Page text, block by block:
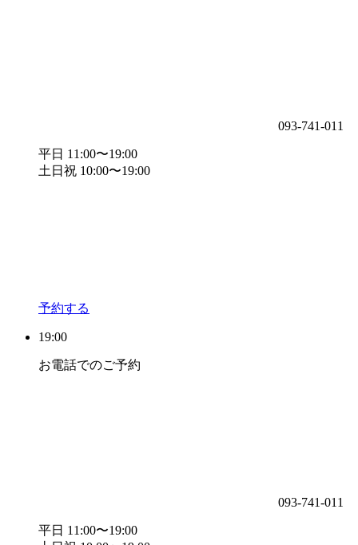
093-741-011
平日 11:00〜19:00
土日祝 10:00〜19:00
予約する
19:00
お電話でのご予約
093-741-011
平日 11:00〜19:00